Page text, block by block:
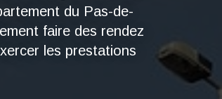
du Pas-de-
faire des rendez
les prestations